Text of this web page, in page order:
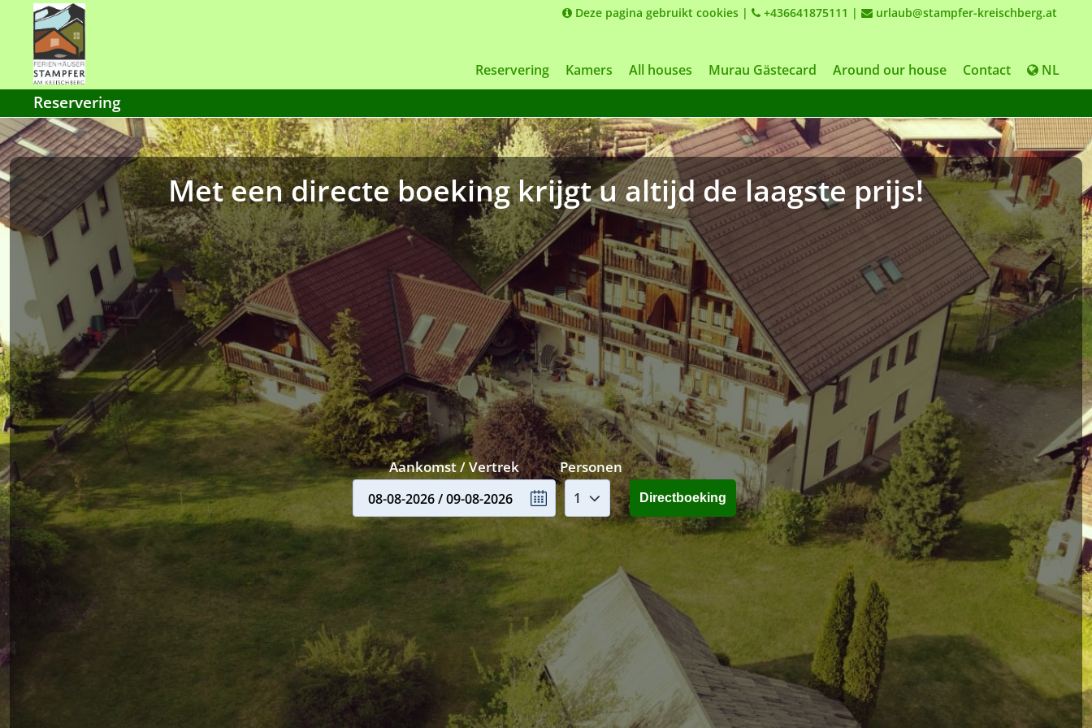
Deze pagina gebruikt cookies | +436641875111 | urlaub@stampfer-kreischberg.at
Reservering Kamers All houses Murau Gästecard Around our house Contact NL
Reservering
Met een directe boeking krijgt u altijd de laagste prijs!
Aankomst / Vertrek
08-08-2026 / 09-08-2026
Personen